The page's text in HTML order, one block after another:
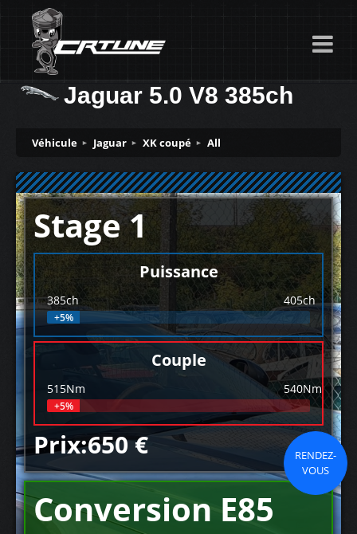
Jaguar 5.0 V8 385ch
Véhicule Jaguar XK coupé All
Stage 1
Puissance
385ch 405ch
+5%
Couple
515Nm 540Nm
+5%
Prix:650 €
RENDEZ-
VOUS
Conversion E85